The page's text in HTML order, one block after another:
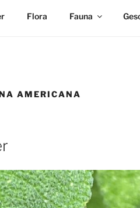
Flora Fauna
AMERICANA